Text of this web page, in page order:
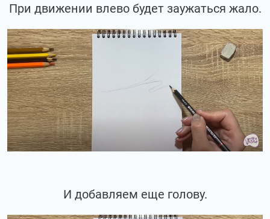
При движении влево будет заужаться жало.
И добавляем еще голову.